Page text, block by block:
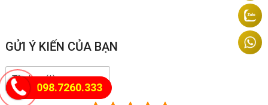
GỬI Ý KIẾN CỦA BẠN
098.7260.333